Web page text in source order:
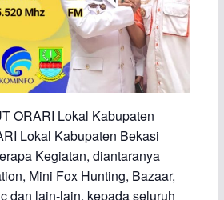
ORARI Lokal Kabupaten
Lokal Kabupaten Bekasi
Kegiatan, diantaranya
Mini Fox Hunting, Bazaar,
dan lain-lain, kepada seluruh